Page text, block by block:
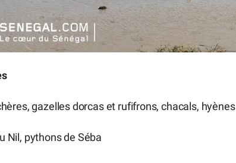
gazelles dorcas et rufifrons, chacals, hyènes
Nil, pythons de Séba